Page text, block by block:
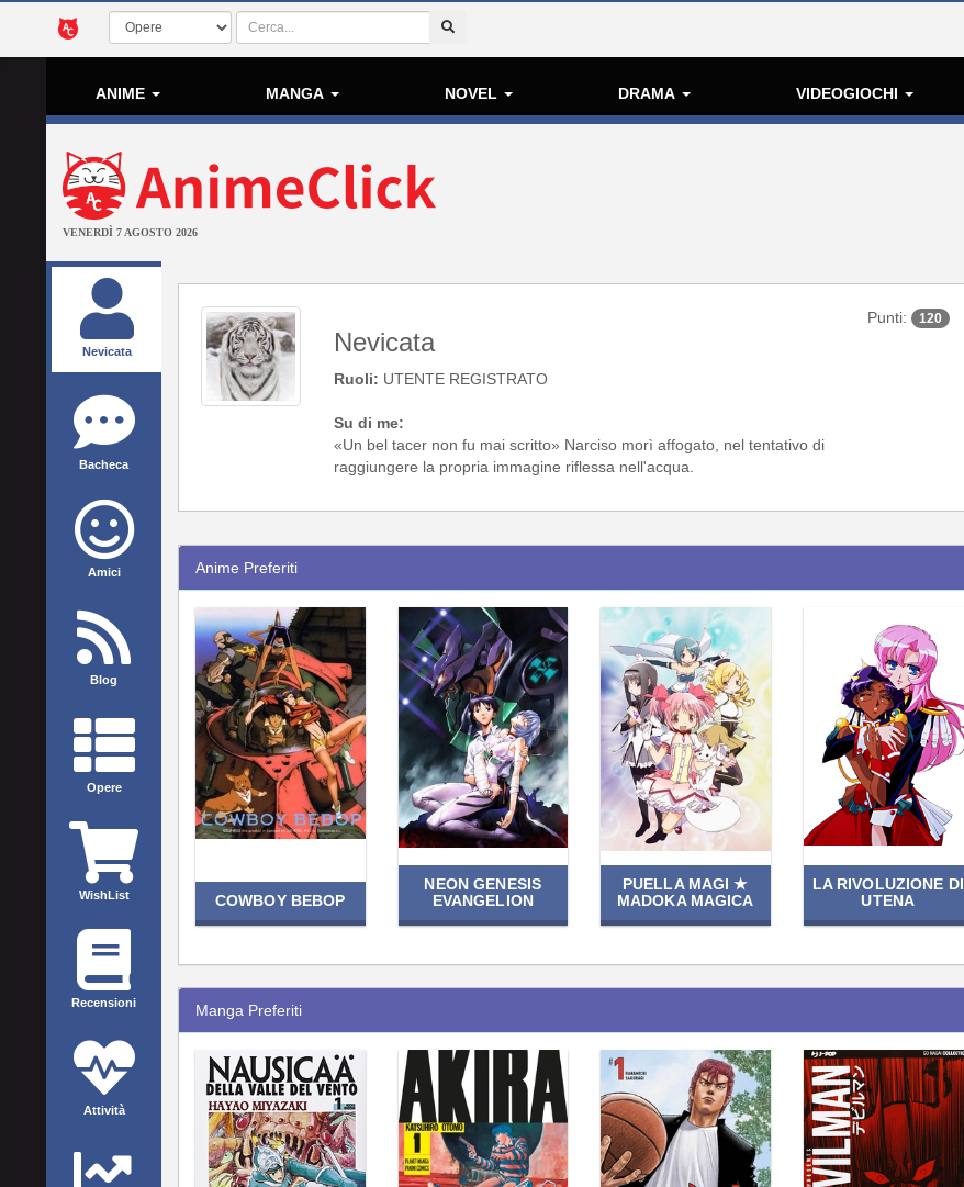
ANIME MANGA NOVEL DRAMA VIDEOGIOCHI
VENERDÌ 7 AGOSTO 2026
Nevicata
Bacheca
Amici
Blog
Opere
WishList
Recensioni
Attività
Nevicata
Ruoli: UTENTE REGISTRATO
Su di me:
«Un bel tacer non fu mai scritto» Narciso morì affogato, nel tentativo di
raggiungere la propria immagine riflessa nell'acqua.
Punti: 120
Anime Preferiti
COWBOY BEBOP
NEON GENESIS
EVANGELION
PUELLA MAGI ★
MADOKA MAGICA
LA RIVOLUZIONE DI
UTENA
Manga Preferiti